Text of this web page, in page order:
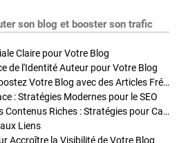
son blog et booster son trafic
Claire pour Votre Blog
de l'Identité Auteur pour Votre Blog
Stratégies de Publication : Boostez Votre Blog avec des Articles Fréquents et Exclusifs
: Stratégies Modernes pour le SEO
Enrichir Vos Articles avec des Contenus Riches : Stratégies pour Captiver et Optimiser
Liens
Accroître la Visibilité de Votre Blog